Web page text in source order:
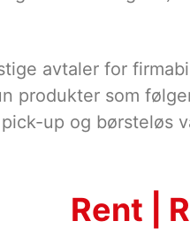
avtaler for
produkter som
up og børsteløs
Rent |